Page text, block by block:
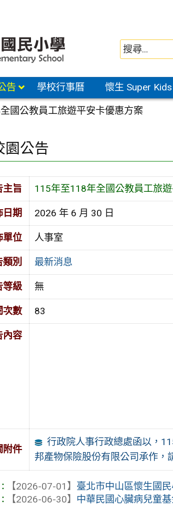
告 學校行事曆 懷生 Super Kids
國公教員工旅遊平安卡優惠方案
園公告
主旨 115年至118年全國公教員工旅
日期 2026 年 6 月 30 日
單位 人事室
類別 最新消息
等級 無
次數 83
內容
附件
行政院人事行政總處函以，
邦產物保險股份有限公司承作，
【2026-07-01】 臺北市中山區懷生國
【2026-06-30】 中華民國心臟病兒童